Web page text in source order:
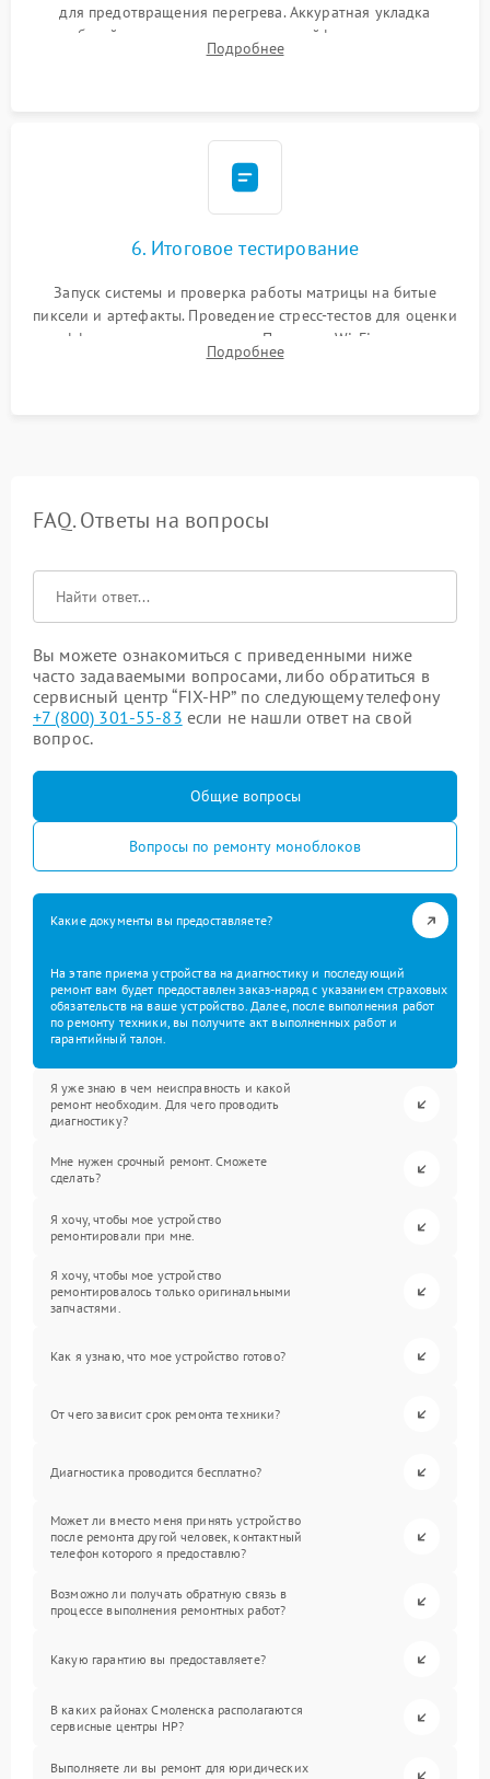
для предотвращения перегрева. Аккуратная укладка
кабелей, подключение хрупких шлейфов матрицы и
надежная фиксация всех элементов внутри корпуса
Подробнее
6. Итоговое тестирование
Запуск системы и проверка работы матрицы на битые
пиксели и артефакты. Проведение стресс-тестов для оценки
эффективности охлаждения. Проверка Wi-Fi, камеры,
микрофона и всех портов перед выдачей устройства.
Подробнее
FAQ. Ответы на вопросы
Вы можете ознакомиться с приведенными ниже
часто задаваемыми вопросами, либо обратиться в
сервисный центр “FIX-HP” по следующему телефону
+7 (800) 301-55-83 если не нашли ответ на свой
вопрос.
Общие вопросы
Вопросы по ремонту моноблоков
Какие документы вы предоставляете?
На этапе приема устройства на диагностику и последующий
ремонт вам будет предоставлен заказ-наряд с указанием страховых
обязательств на ваше устройство. Далее, после выполнения работ
по ремонту техники, вы получите акт выполненных работ и
гарантийный талон.
Я уже знаю в чем неисправность и какой
ремонт необходим. Для чего проводить
диагностику?
Мне нужен срочный ремонт. Сможете
сделать?
Я хочу, чтобы мое устройство
ремонтировали при мне.
Я хочу, чтобы мое устройство
ремонтировалось только оригинальными
запчастями.
Как я узнаю, что мое устройство готово?
От чего зависит срок ремонта техники?
Диагностика проводится бесплатно?
Может ли вместо меня принять устройство
после ремонта другой человек, контактный
телефон которого я предоставлю?
Возможно ли получать обратную связь в
процессе выполнения ремонтных работ?
Какую гарантию вы предоставляете?
В каких районах Смоленска располагаются
сервисные центры HP?
Выполняете ли вы ремонт для юридических